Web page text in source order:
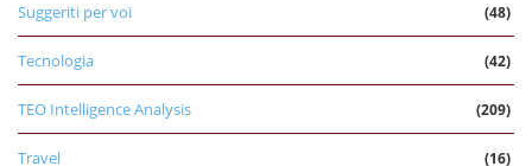
Suggeriti per voi (48)
Tecnologia (42)
TEO Intelligence Analysis (209)
Travel (16)